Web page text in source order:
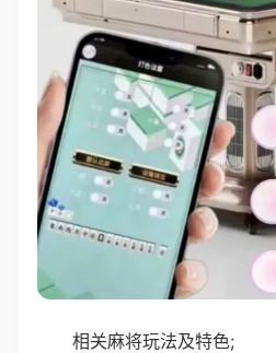
相关麻将玩法及特色;